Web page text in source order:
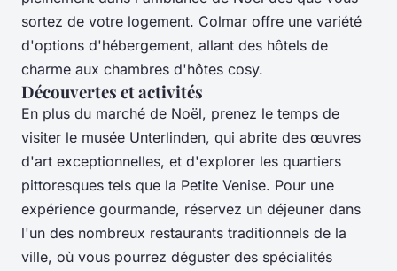
sortez de votre logement. Colmar offre une variété
d'options d'hébergement, allant des hôtels de
charme aux chambres d'hôtes cosy.
Découvertes et activités
En plus du marché de Noël, prenez le temps de
visiter le musée Unterlinden, qui abrite des œuvres
d'art exceptionnelles, et d'explorer les quartiers
pittoresques tels que la Petite Venise. Pour une
expérience gourmande, réservez un déjeuner dans
l'un des nombreux restaurants traditionnels de la
ville, où vous pourrez déguster des spécialités